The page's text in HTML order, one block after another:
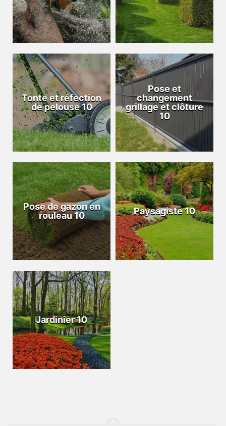
Tonte et réfection
de pelouse 10
Pose et
changement
grillage et clôture
10
Pose de gazon en
rouleau 10
Paysagiste 10
Jardinier 10